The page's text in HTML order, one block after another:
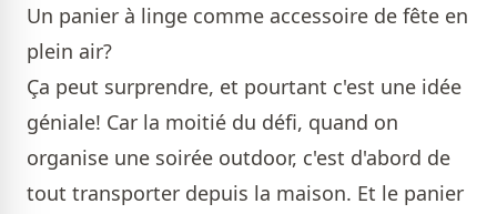
Un panier à linge comme accessoire de fête en
plein air?
Ça peut surprendre, et pourtant c'est une idée
géniale! Car la moitié du défi, quand on
organise une soirée outdoor, c'est d'abord de
tout transporter depuis la maison. Et le panier